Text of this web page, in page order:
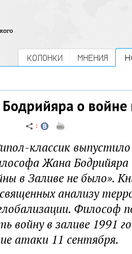
КОЛОНКИ МНЕНИЯ
о войне
классик выпустило
Жана Бодрийяра
в Заливе не было».
анализу
Философ
войну в заливе 1991
атаки 11 сентября.